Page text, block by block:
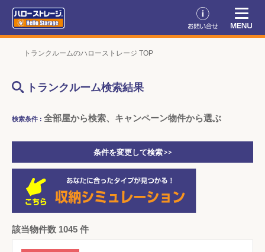
トランクルームのハローストレージ TOP
トランクルーム検索結果
検索条件 : 全部屋から検索、キャンペーン物件から選ぶ
条件を変更して検索 >>
該当物件数 1045 件